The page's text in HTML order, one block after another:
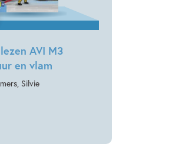
AVI M3
en vlam
Silvie